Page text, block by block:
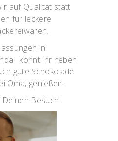
auf Qualität statt
für leckere
in
könnt ihr neben
gute Schokolade
Oma, genießen.
Besuch!